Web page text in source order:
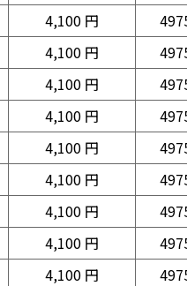
4,100 円
4,100 円
4,100 円
4,100 円
4,100 円
4,100 円
4,100 円
4,100 円
4,100 円